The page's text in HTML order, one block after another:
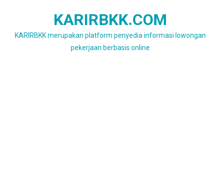
KARIRBKK.COM
KARIRBKK merupakan platform penyedia informasi lowongan
pekerjaan berbasis online